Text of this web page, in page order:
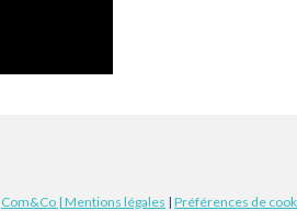
Com&Co | Mentions légales | Préférences de